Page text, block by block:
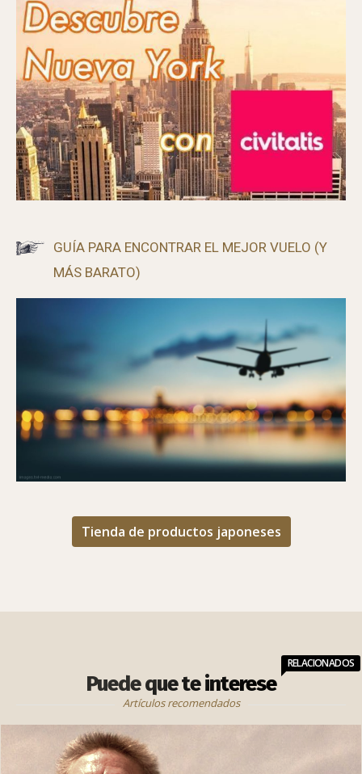
GUÍA PARA ENCONTRAR EL MEJOR VUELO (Y
MÁS BARATO)
Tienda de productos japoneses
Puede que te interese
RELACIONADOS
Artículos recomendados